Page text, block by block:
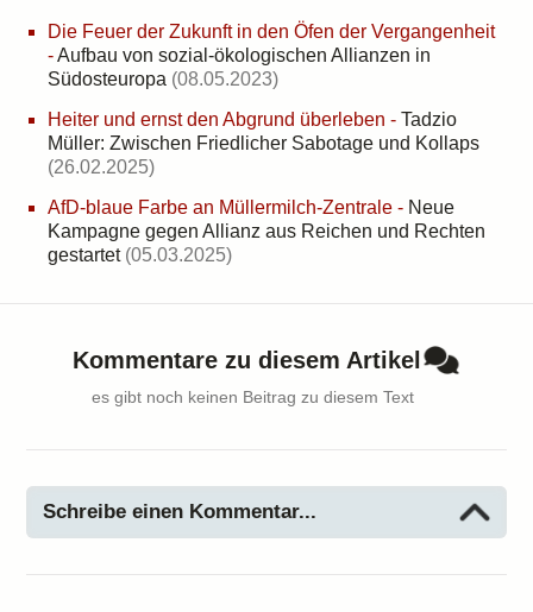
Die Feuer der Zukunft in den Öfen der Vergangenheit
-Aufbau von sozial-ökologischen Allianzen in
Südosteuropa (08.05.2023)
Heiter und ernst den Abgrund überleben - Tadzio
Müller: Zwischen Friedlicher Sabotage und Kollaps
(26.02.2025)
AfD-blaue Farbe an Müllermilch-Zentrale - Neue
Kampagne gegen Allianz aus Reichen und Rechten
gestartet (05.03.2025)
Kommentare zu diesem Artikel
es gibt noch keinen Beitrag zu diesem Text
Schreibe einen Kommentar...